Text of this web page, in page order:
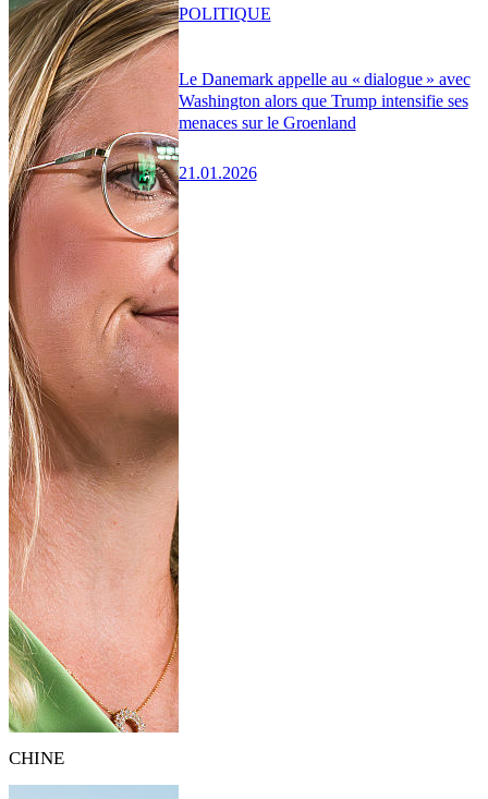
Le Danemark appelle au « dialogue » avec
Washington alors que Trump intensifie ses
menaces sur le Groenland
21.01.2026
POLITIQUE
CHINE